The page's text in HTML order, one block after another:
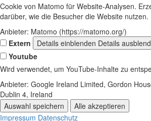
Cookie von Matomo für Website-Analysen.
darüber, wie die Besucher die Website nutzen.
Anbieter: Matomo (https://matomo.org/)
Extern
Details einblenden Details
Youtube
Wird verwendet, um YouTube-Inhalte zu
Anbieter: Google Ireland Limited, Gordon
Dublin 4, Ireland
Auswahl speichern
Alle akzeptieren
Impressum Datenschutz